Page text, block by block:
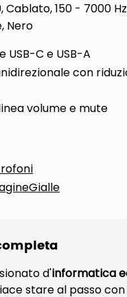
Cablato, 150 - 7000
Nero
USB-C e USB-A
con
volume e mute
d'informatica
stare al passo